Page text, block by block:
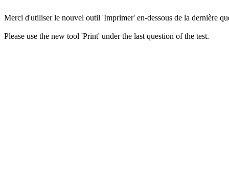
Merci d'utiliser le nouvel outil 'Imprimer' en-dessous de la dernière
Please use the new tool 'Print' under the last question of the test.